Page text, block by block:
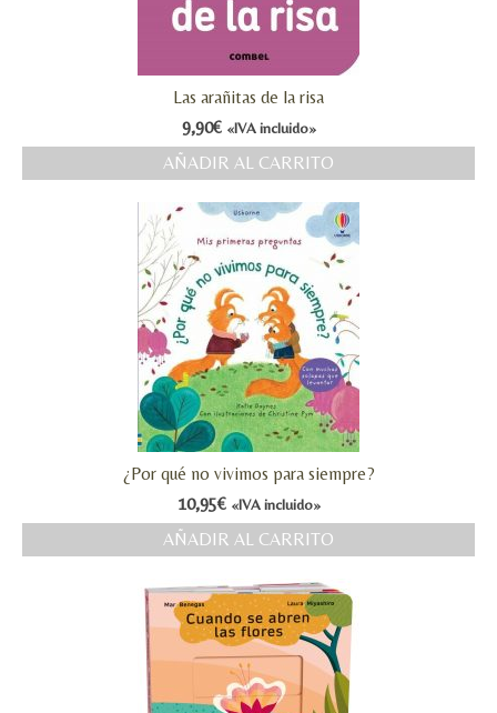
Las arañitas de la risa
9,90€ «IVA incluido»
AÑADIR AL CARRITO
¿Por qué no vivimos para siempre?
10,95€ «IVA incluido»
AÑADIR AL CARRITO